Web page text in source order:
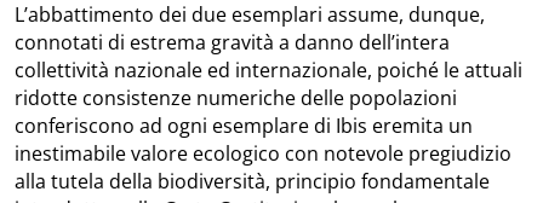
L’abbattimento dei due esemplari assume, dunque,
connotati di estrema gravità a danno dell’intera
collettività nazionale ed internazionale, poiché le attuali
ridotte consistenze numeriche delle popolazioni
conferiscono ad ogni esemplare di Ibis eremita un
inestimabile valore ecologico con notevole pregiudizio
alla tutela della biodiversità, principio fondamentale